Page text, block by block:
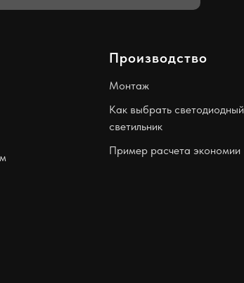
Производство
Монтаж
Как выбрать светодиодный
светильник
Пример расчета экономии